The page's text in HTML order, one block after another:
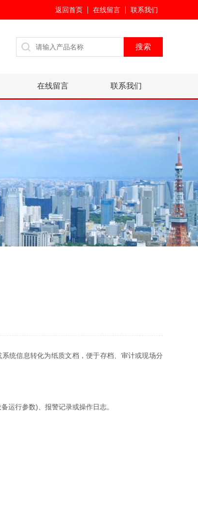
返回首页 在线留言 联系我们
在线留言 联系我们
统信息转化为纸质文档，便于存档、审计或现场分
行参数)、报警记录或操作日志。